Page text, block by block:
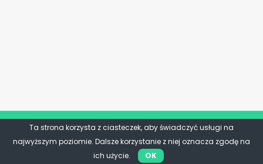
Ta strona korzysta z ciasteczek, aby świadczyć usługi na
najwyższym poziomie. Dalsze korzystanie z niej oznacza zgodę na
ich użycie.
OK